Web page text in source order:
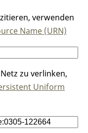
verwenden
Name (URN)
zu verlinken,
Uniform